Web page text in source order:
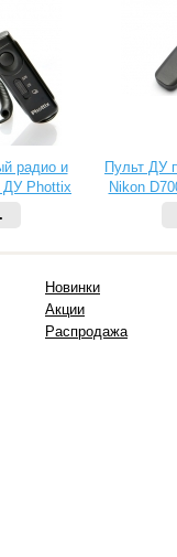
радио и
ДУ Phottix
Nikon
Пульт ДУ
Nikon
Новинки
Акции
Распродажа